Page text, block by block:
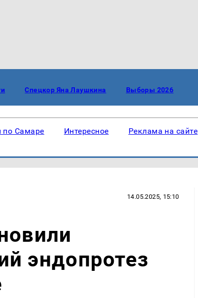
Спецкор Яна Лаушкина Выборы 2026
по Самаре Интересное Реклама на сайте
14.05.2025, 15:10
эндопротез